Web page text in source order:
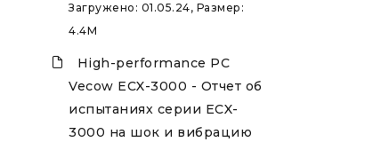
Загружено: 01.05.24, Размер:
4.4M
High-performance PC
Vecow ECX-3000 - Отчет об
испытаниях серии ECX-
3000 на шок и вибрацию